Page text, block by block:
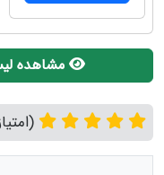
مشاهده
(امتیاز 4.8 | 2568